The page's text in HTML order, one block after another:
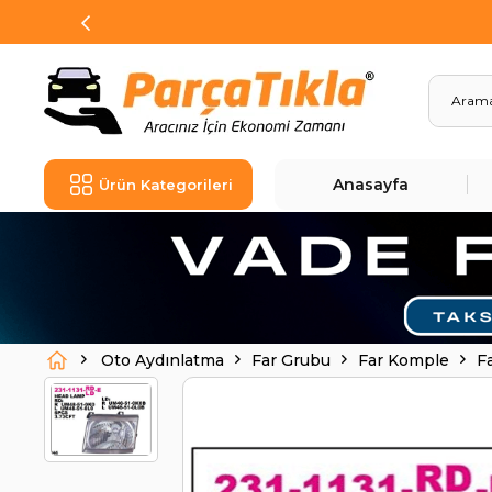
Ürün Kategorileri Anasayfa
Oto Aydınlatma Far Grubu Far Komple